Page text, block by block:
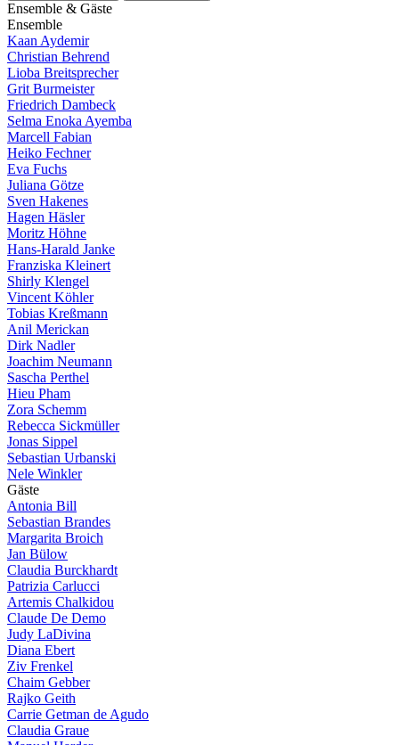
Ensemble & Gäste
Ensemble
Kaan Aydemir
Christian Behrend
Lioba Breitsprecher
Grit Burmeister
Friedrich Dambeck
Selma Enoka Ayemba
Marcell Fabian
Heiko Fechner
Eva Fuchs
Juliana Götze
Sven Hakenes
Hagen Häsler
Moritz Höhne
Hans-Harald Janke
Franziska Kleinert
Shirly Klengel
Vincent Köhler
Tobias Kreßmann
Anil Merickan
Dirk Nadler
Joachim Neumann
Sascha Perthel
Hieu Pham
Zora Schemm
Rebecca Sickmüller
Jonas Sippel
Sebastian Urbanski
Nele Winkler
Gäste
Antonia Bill
Sebastian Brandes
Margarita Broich
Jan Bülow
Claudia Burckhardt
Patrizia Carlucci
Artemis Chalkidou
Claude De Demo
Judy LaDivina
Diana Ebert
Ziv Frenkel
Chaim Gebber
Rajko Geith
Carrie Getman de Agudo
Claudia Graue